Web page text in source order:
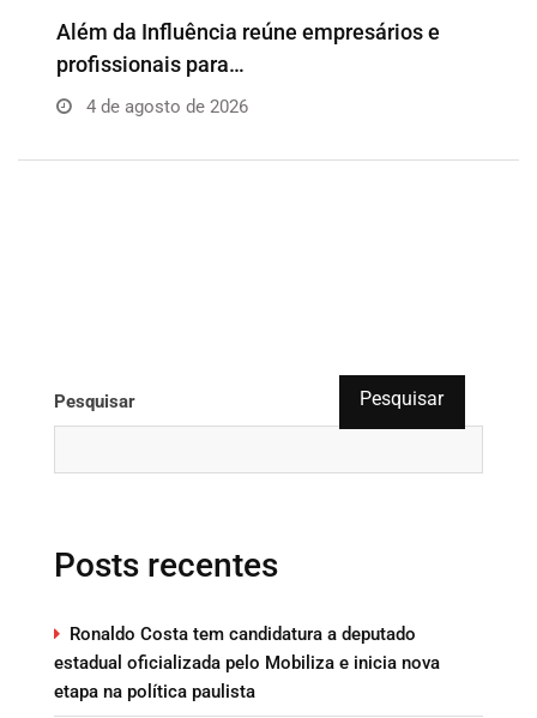
Além da Influência reúne empresários e
profissionais para…
4 de agosto de 2026
Pesquisar Pesquisar
Posts recentes
Ronaldo Costa tem candidatura a deputado
estadual oficializada pelo Mobiliza e inicia nova
etapa na política paulista